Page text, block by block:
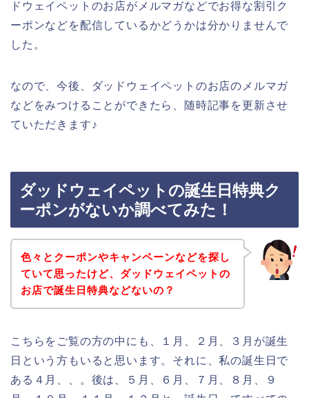
ドウェイペットのお店がメルマガなどでお得な割引ク
ーポンなどを配信しているかどうかは分かりませんで
した。
なので、今後、ダッドウェイペットのお店のメルマガ
などをみつけることができたら、随時記事を更新させ
ていただきます♪
ダッドウェイペットの誕生日特典ク
ーポンがないか調べてみた！
色々とクーポンやキャンペーンなどを探し
ていて思ったけど、ダッドウェイペットの
お店で誕生日特典などないの？
こちらをご覧の方の中にも、１月、２月、３月が誕生
日という方もいると思います。それに、私の誕生日で
ある４月、、。後は、５月、６月、７月、８月、９